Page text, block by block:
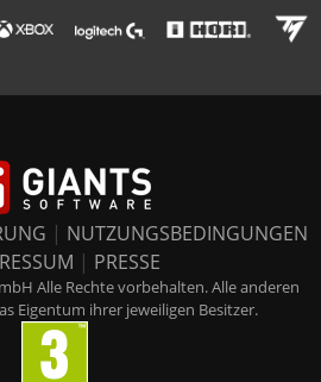
| NUTZUNGSBEDINGUNGEN
| PRESSE
Alle Rechte vorbehalten. Alle anderen
Eigentum ihrer jeweiligen Besitzer.